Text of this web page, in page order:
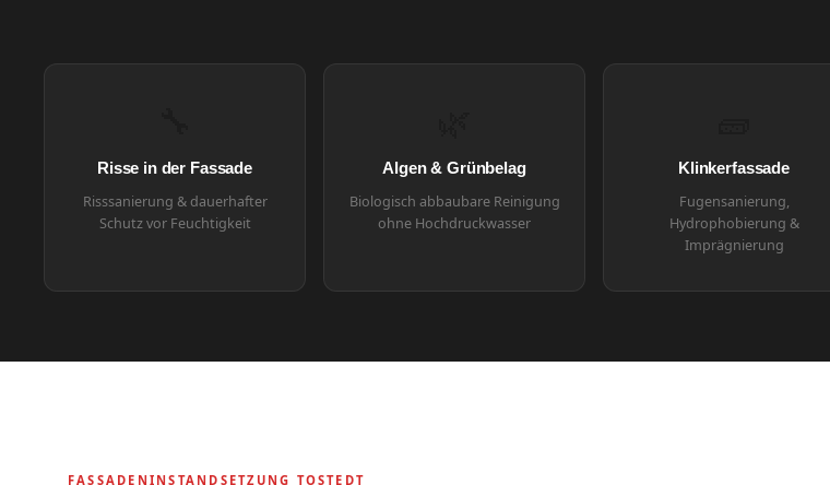
Risse in der Fassade
Risssanierung & dauerhafter
Schutz vor Feuchtigkeit
Algen & Grünbelag
Biologisch abbaubare Reinigung
ohne Hochdruckwasser
Klinkerfassade
Fugensanierung,
Hydrophobierung &
Imprägnierung
FASSADENINSTANDSETZUNG TOSTEDT